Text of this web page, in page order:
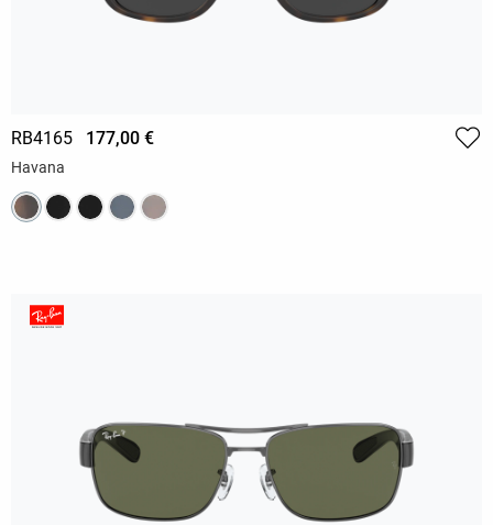
RB4165 177,00 €
Havana